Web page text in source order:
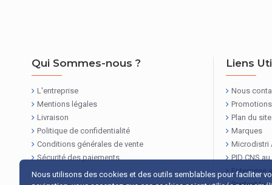
CARACTÉRISTIQUES DE GESTION
Type de commutateur
REPRÉSENTATION / RÉALISATION
Dissipation thermique
REPRÉSENTATION / RÉALISATION
Qui Sommes-nous ?
L'entreprise
Mentions légales
Livraison
Politique de confidentialité
Conditions générales de vente
Sécurité des paiements
Liens
Nous
Promotions
Plan du site
Marques
Microdistri
PID CNS
Enterprise
Nous utilisons des cookies et des outils semblables pour faciliter